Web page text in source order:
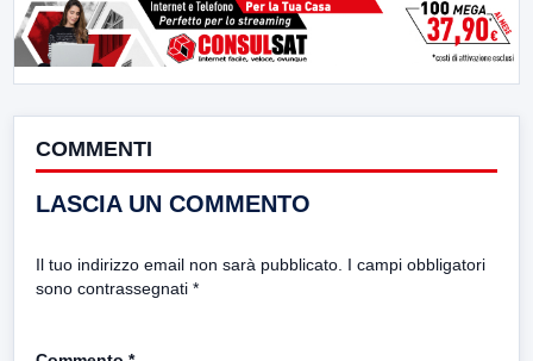
COMMENTI
LASCIA UN COMMENTO
Il tuo indirizzo email non sarà pubblicato. I campi obbligatori
sono contrassegnati *